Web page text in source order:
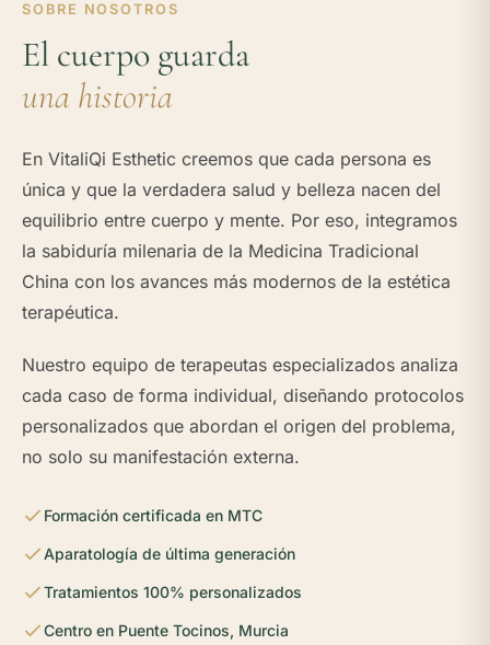
SOBRE NOSOTROS
El cuerpo guarda
una historia
En VitaliQi Esthetic creemos que cada persona es
única y que la verdadera salud y belleza nacen del
equilibrio entre cuerpo y mente. Por eso, integramos
la sabiduría milenaria de la Medicina Tradicional
China con los avances más modernos de la estética
terapéutica.
Nuestro equipo de terapeutas especializados analiza
cada caso de forma individual, diseñando protocolos
personalizados que abordan el origen del problema,
no solo su manifestación externa.
Formación certificada en MTC
Aparatología de última generación
Tratamientos 100% personalizados
Centro en Puente Tocinos, Murcia